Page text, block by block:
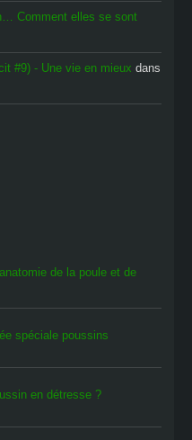
Comment elles se sont
#9) - Une vie en mieux dans
de la poule et de
spéciale poussins
en détresse ?